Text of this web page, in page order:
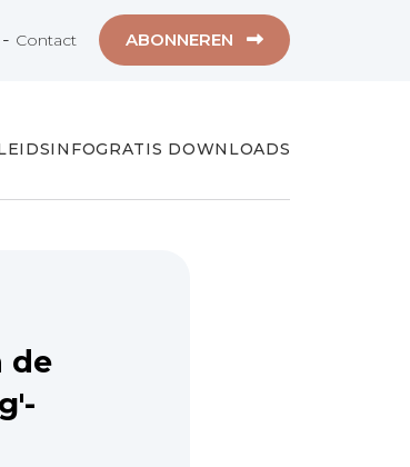
- Contact ABONNEREN
GRATIS DOWNLOADS
de